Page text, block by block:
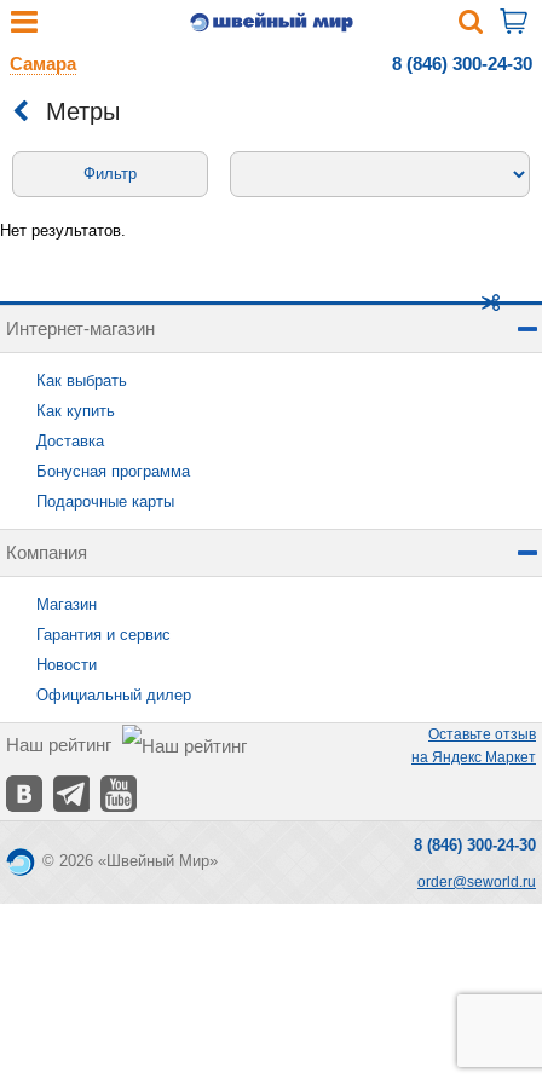
Самара 8 (846) 300-24-30
Метры
Фильтр
Нет результатов.
Интернет-магазин
Как выбрать
Как купить
Доставка
Бонусная программа
Подарочные карты
Компания
Магазин
Гарантия и сервис
Новости
Официальный дилер
Наш рейтинг
Оставьте отзыв
на Яндекс Маркет
© 2026 «Швейный Мир»
8 (846) 300-24-30
order@seworld.ru